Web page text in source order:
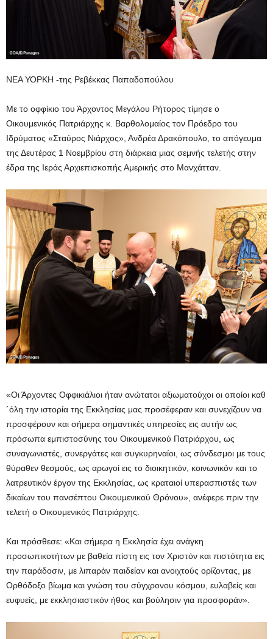
ΝΕΑ ΥΟΡΚΗ -της Ρεβέκκας Παπαδοπούλου
Με το οφφίκιο του Άρχοντος Μεγάλου Ρήτορος τίμησε ο
Οικουμενικός Πατριάρχης κ. Βαρθολομαίος τον Πρόεδρο του
Ιδρύματος «Σταύρος Νιάρχος», Ανδρέα Δρακόπουλο, το απόγευμα
της Δευτέρας 1 Νοεμβρίου στη διάρκεια μιας σεμνής τελετής στην
έδρα της Ιεράς Αρχιεπισκοπής Αμερικής στο Μανχάτταν.
«Οι Άρχοντες Οφφικιάλιοι ήταν ανώτατοι αξιωματούχοι οι οποίοι καθ
´όλη την ιστορία της Εκκλησίας μας προσέφεραν και συνεχίζουν να
προσφέρουν και σήμερα σημαντικές υπηρεσίες εις αυτήν ως
πρόσωπα εμπιστοσύνης του Οικουμενικού Πατριάρχου, ως
συναγωνιστές, συνεργάτες και συγκυρηναίοι, ως σύνδεσμοι με τους
θύραθεν θεσμούς, ως αρωγοί εις το διοικητικόν, κοινωνικόν και το
λατρευτικόν έργον της Εκκλησίας, ως κραταιοί υπερασπιστές των
δικαίων του πανσέπτου Οικουμενικού Θρόνου», ανέφερε πριν την
τελετή ο Οικουμενικός Πατριάρχης.
Και πρόσθεσε: «Και σήμερα η Εκκλησία έχει ανάγκη
προσωπικοτήτων με βαθεία πίστη εις τον Χριστόν και πιστότητα εις
την παράδοσιν, με λιπαράν παιδείαν και ανοιχτούς ορίζοντας, με
Ορθόδοξο βίωμα και γνώση του σύγχρονου κόσμου, ευλαβείς και
ευφυείς, με εκκλησιαστικόν ήθος και βούλησιν για προσφοράν».